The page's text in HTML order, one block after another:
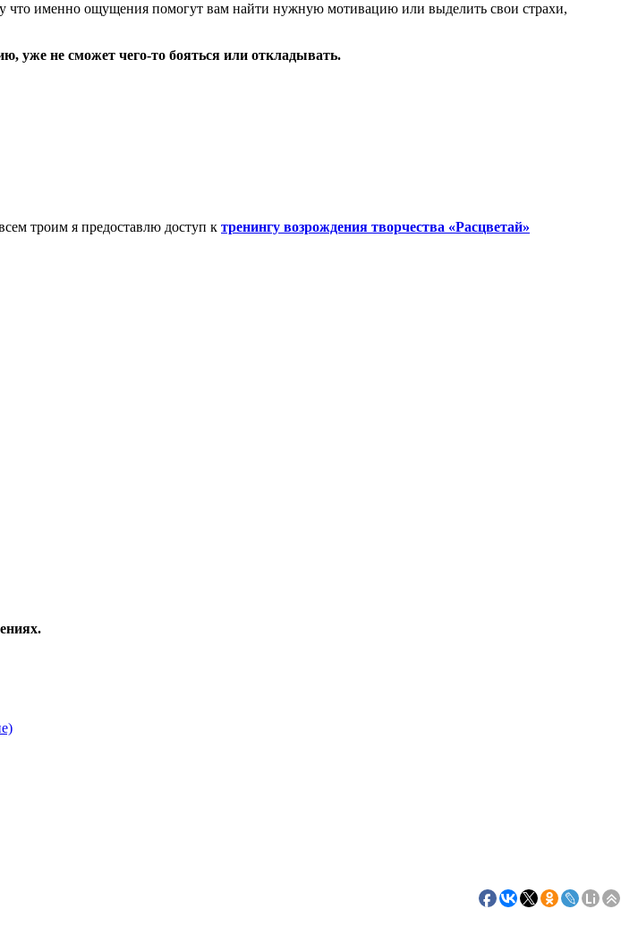
что именно ощущения помогут вам найти нужную мотивацию или выделить свои страхи,
уже не сможет чего-то бояться или откладывать.
троим я предоставлю доступ к тренингу возрождения творчества «Расцветай»